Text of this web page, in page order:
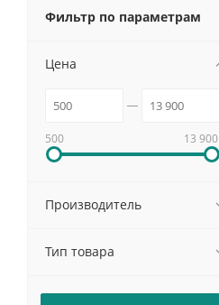
Фильтр по параметрам
Цена
500 13 900
Производитель
Тип товара